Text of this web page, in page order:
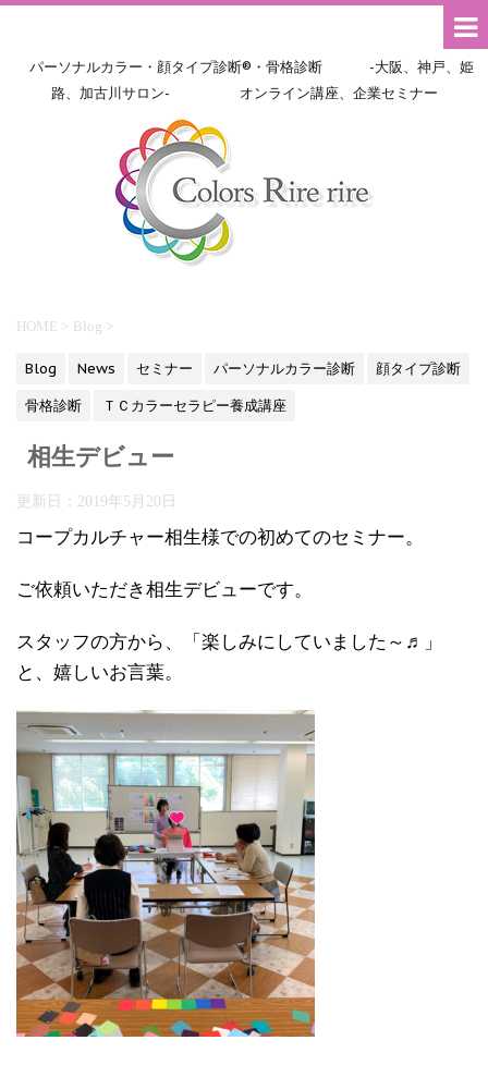
パーソナルカラー・顔タイプ診断®・骨格診断 -大阪、神戸、姫
路、加古川サロン- オンライン講座、企業セミナー
HOME > Blog >
Blog News セミナー パーソナルカラー診断
顔タイプ診断
骨格診断
ＴＣカラーセラピー養成講座
相生デビュー
更新日： 2019年5月20日
コープカルチャー相生様での初めてのセミナー。
ご依頼いただき相生デビューです。
スタッフの方から、「楽しみにしていました～♬」
と、嬉しいお言葉。